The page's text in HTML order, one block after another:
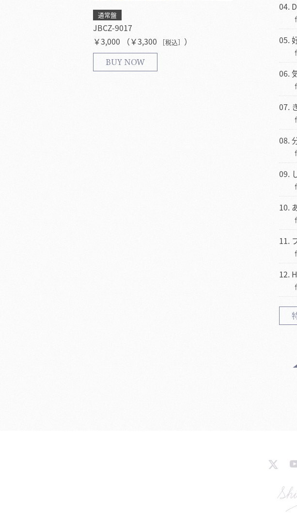
通常盤
JBCZ-9017
￥3,000 （￥3,300
［税込］ ）
BUY NOW